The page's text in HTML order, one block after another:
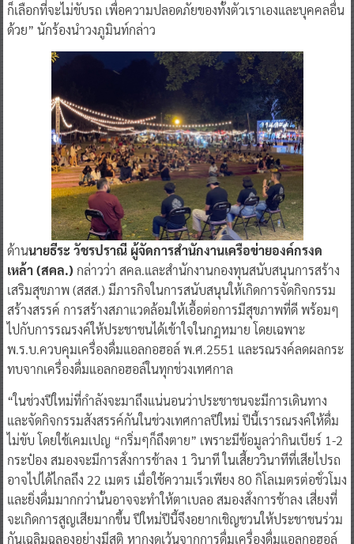
ก็เลือกที่จะไม่ขับรถ เพื่อความปลอดภัยของทั้งตัวเราเองและบุคคลอื่น
ด้วย” นักร้องนำวงภูมินท์กล่าว
ด้านนายธีระ วัชรปราณี ผู้จัดการสำนักงานเครือข่ายองค์กรงด
เหล้า (สคล.) กล่าวว่า สคล.และสำนักงานกองทุนสนับสนุนการสร้าง
เสริมสุขภาพ (สสส.) มีภารกิจในการสนับสนุนให้เกิดการจัดกิจกรรม
สร้างสรรค์ การสร้างสภาแวดล้อมให้เอื้อต่อการมีสุขภาพที่ดี พร้อมๆ
ไปกับการรณรงค์ให้ประชาชนได้เข้าใจในกฎหมาย โดยเฉพาะ
พ.ร.บ.ควบคุมเครื่องดื่มแอลกอฮอล์ พ.ศ.2551 และรณรงค์ลดผลกระ
ทบจากเครื่องดื่มแอลกอฮอล์ในทุกช่วงเทศกาล
“ในช่วงปีใหม่ที่กำลังจะมาถึงแน่นอนว่าประชาชนจะมีการเดินทาง
และจัดกิจกรรมสังสรรค์กันในช่วงเทศกาลปีใหม่ ปีนี้เรารณรงค์ให้ดื่ม
ไม่ขับ โดยใช้เคมเปญ “กริ่มๆก็ถึงตาย” เพราะมีข้อมูลว่ากินเบียร์ 1-2
กระป๋อง สมองจะมีการสั่งการช้าลง 1 วินาที ในเสี้ยววินาทีที่เสียไปรถ
อาจไปได้ไกลถึง 22 เมตร เมื่อใช้ความเร็วเพียง 80 กิโลเมตรต่อชั่วโมง
และยิ่งดื่มมากกว่านั้นอาจจะทำให้ตาเบลอ สมองสั่งการช้าลง เสี่ยงที่
จะเกิดการสูญเสียมากขึ้น ปีใหม่ปีนี้จึงอยากเชิญชวนให้ประชาชนร่วม
กันเฉลิมฉลองอย่างมีสติ หากงดเว้นจากการดื่มเครื่องดื่มแอลกอฮอล์